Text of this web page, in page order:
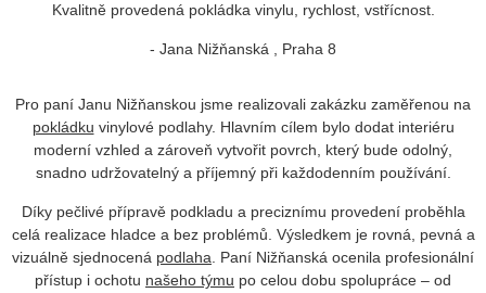
Kvalitně provedená pokládka vinylu, rychlost, vstřícnost.
- Jana Nižňanská , Praha 8
Pro paní Janu Nižňanskou jsme realizovali zakázku zaměřenou na
pokládku vinylové podlahy. Hlavním cílem bylo dodat interiéru
moderní vzhled a zároveň vytvořit povrch, který bude odolný,
snadno udržovatelný a příjemný při každodenním používání.
Díky pečlivé přípravě podkladu a preciznímu provedení proběhla
celá realizace hladce a bez problémů. Výsledkem je rovná, pevná a
vizuálně sjednocená podlaha . Paní Nižňanská ocenila profesionální
přístup i ochotu našeho týmu po celou dobu spolupráce – od